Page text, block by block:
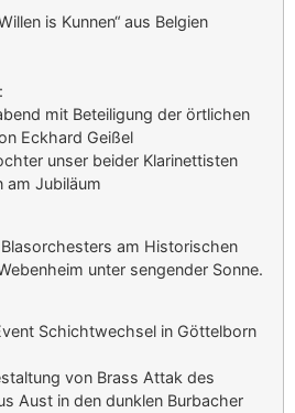
is Kunnen“ aus Belgien
mit Beteiligung der örtlichen
Eckhard Geißel
unser beider Klarinettisten
am Jubiläum
am Historischen
unter sengender Sonne.
Schichtwechsel in Göttelborn
von Brass Attak des
Aust in den dunklen Burbacher